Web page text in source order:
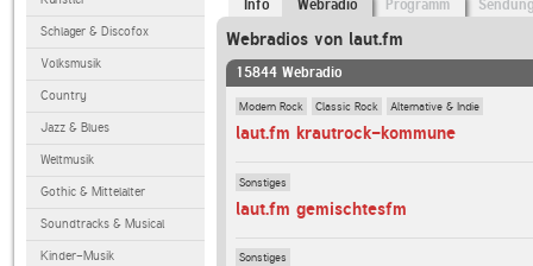
Schlager & Discofox
Volksmusik
Country
Jazz & Blues
Weltmusik
Gothic & Mittelalter
Soundtracks & Musical
Kinder-Musik
Info Webradio Programm
Webradios von laut.fm
15844 Webradio
Modern Rock Classic Rock Alternative & Indie
laut.fm krautrock-kommune
Sonstiges
laut.fm gemischtesfm
Sonstiges